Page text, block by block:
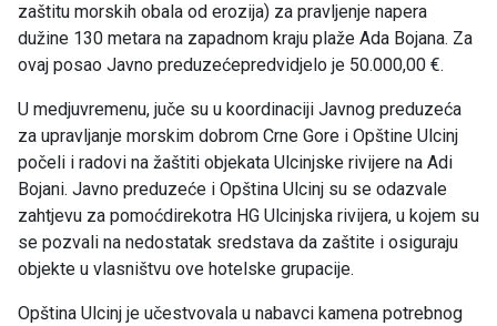
zaštitu morskih obala od erozija) za pravljenje napera
dužine 130 metara na zapadnom kraju plaže Ada Bojana. Za
ovaj posao Javno preduzećepredvidjelo je 50.000,00 €.
U medjuvremenu, juče su u koordinaciji Javnog preduzeća
za upravljanje morskim dobrom Crne Gore i Opštine Ulcinj
počeli i radovi na žaštiti objekata Ulcinjske rivijere na Adi
Bojani. Javno preduzeće i Opština Ulcinj su se odazvale
zahtjevu za pomoćdirekotra HG Ulcinjska rivijera, u kojem su
se pozvali na nedostatak sredstava da zaštite i osiguraju
objekte u vlasništvu ove hotelske grupacije.
Opština Ulcinj je učestvovala u nabavci kamena potrebnog